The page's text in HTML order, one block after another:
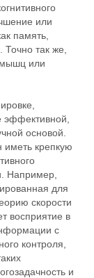
или
память,
так же,
мышц или
эффективной,
основой.
иметь крепкую
Например,
для
скорости
восприятие в
с
контроля,
и